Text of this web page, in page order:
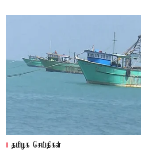
தமிழக செய்திகள்